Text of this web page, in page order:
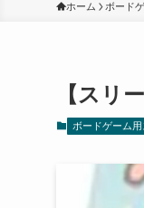
ホーム ボード
【スリ
ボードゲーム